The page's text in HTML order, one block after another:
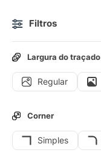
Filtros
Largura do traçado
Regular
Corner
Simples
Ícones Figurinhas